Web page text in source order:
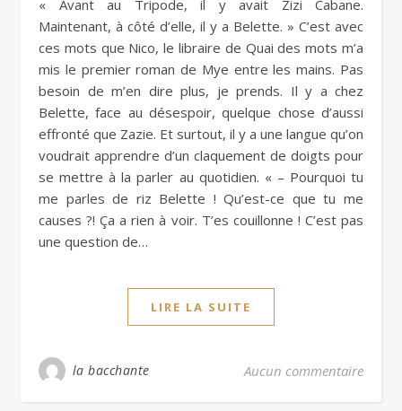
« Avant au Tripode, il y avait Zizi Cabane.
Maintenant, à côté d’elle, il y a Belette. » C’est avec
ces mots que Nico, le libraire de Quai des mots m’a
mis le premier roman de Mye entre les mains. Pas
besoin de m’en dire plus, je prends. Il y a chez
Belette, face au désespoir, quelque chose d’aussi
effronté que Zazie. Et surtout, il y a une langue qu’on
voudrait apprendre d’un claquement de doigts pour
se mettre à la parler au quotidien. « – Pourquoi tu
me parles de riz Belette ! Qu’est-ce que tu me
causes ?! Ça a rien à voir. T’es couillonne ! C’est pas
une question de…
LIRE LA SUITE
la bacchante Aucun commentaire